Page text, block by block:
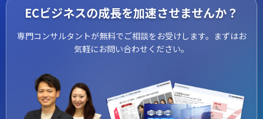
ECビジネスの成長を加速させませんか？
専門コンサルタントが無料でご相談をお受けします。まずはお
気軽にお問い合わせください。